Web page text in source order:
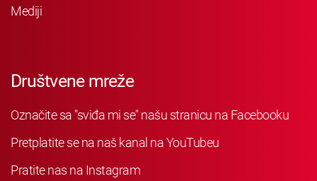
Mediji
Društvene mreže
Označite sa "sviđa mi se" našu stranicu na Facebooku
Pretplatite se na naš kanal na YouTubeu
Pratite nas na Instagram